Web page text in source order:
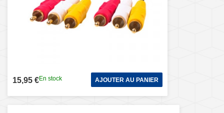
15,95 €En stock AJOUTER AU PANIER